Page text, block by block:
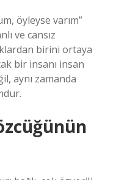
öyleyse varım”
ve cansız
birini ortaya
bir insanı insan
aynı zamanda